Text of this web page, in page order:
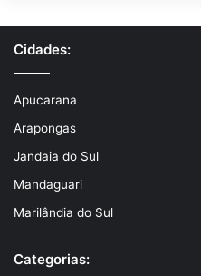
Cidades:
Apucarana
Arapongas
Jandaia do Sul
Mandaguari
Marilândia do Sul
Categorias: